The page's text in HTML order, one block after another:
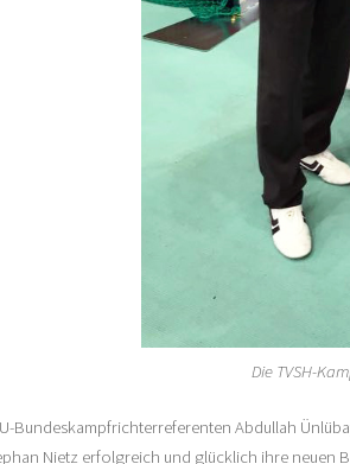
Die TVSH-
Bundeskampfrichterreferenten Abdullah
Nietz erfolgreich und glücklich ihre